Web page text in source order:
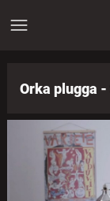
Orka plugga